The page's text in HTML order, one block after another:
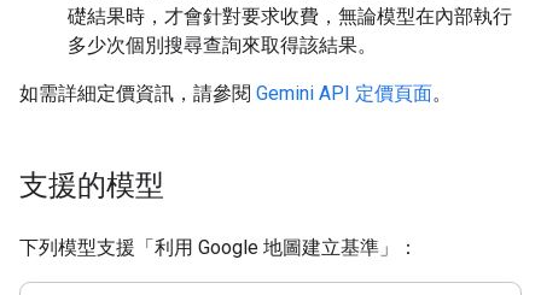
礎結果時，才會針對要求收費，無論模型在內部執行
多少次個別搜尋查詢來取得該結果。
如需詳細定價資訊，請參閱 Gemini API 定價頁面。
支援的模型
下列模型支援「利用 Google 地圖建立基準」：